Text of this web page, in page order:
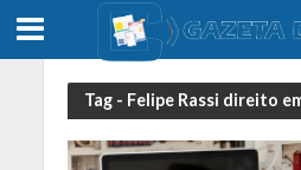
Tag - Felipe Rassi direito